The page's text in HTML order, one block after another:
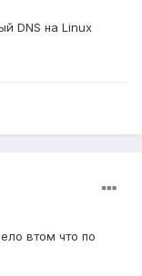
DNS на Linux
втом что по